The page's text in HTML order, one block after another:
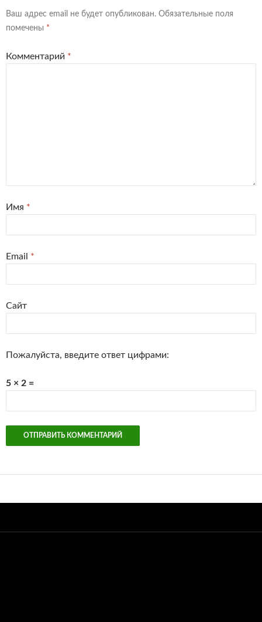
Ваш адрес email не будет опубликован. Обязательные поля
помечены *
Комментарий *
Имя *
Email *
Сайт
Пожалуйста, введите ответ цифрами:
5 × 2 =